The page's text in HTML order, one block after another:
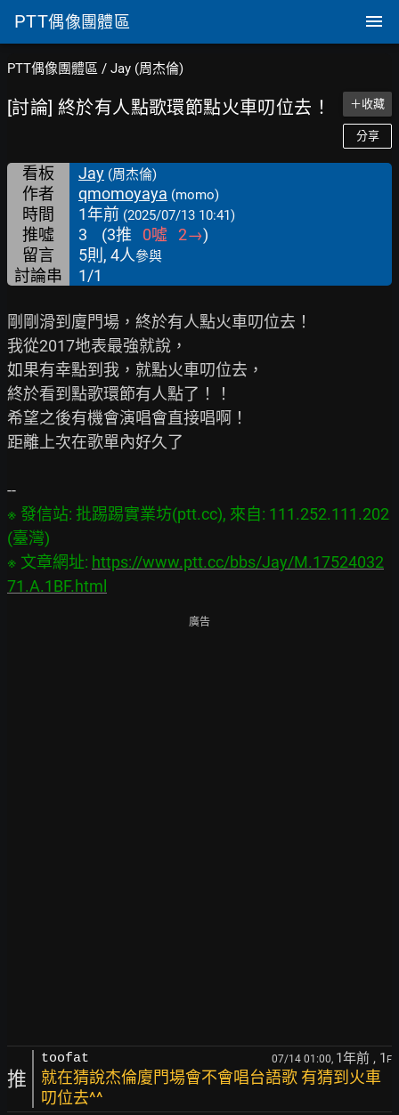
PTT偶像團體區
PTT偶像團體區 / Jay (周杰倫)
[討論] 終於有人點歌環節點火車叨位去！ ＋收藏
分享
看板 Jay (周杰倫)
作者 qmomoyaya (momo)
時間 1年前 (2025/07/13 10:41)
推噓 3 (3推 0噓 2→)
留言
5則, 4人參與
討論串 1/1
剛剛滑到廈門場，終於有人點火車叨位去！
我從2017地表最強就說，
如果有幸點到我，就點火車叨位去，
終於看到點歌環節有人點了！！
希望之後有機會演唱會直接唱啊！
距離上次在歌單內好久了
※ 發信站: 批踢踢實業坊(ptt.cc), 來自: 111.252.111.202
(臺灣)
※ 文章網址: https://www.ptt.cc/bbs/Jay/M.17524032
71.A.1BF.html
廣告
推
toofat 07/14 01:00, 1年前 , 1 F
就在猜說杰倫廈門場會不會唱台語歌 有猜到火車
叨位去^^